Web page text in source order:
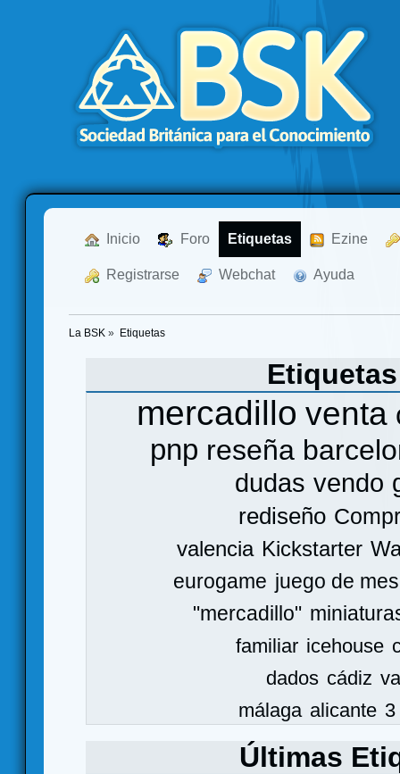
Inicio Foro Etiquetas Ezine
Registrarse Webchat Ayuda
La BSK » Etiquetas
mercadillo venta
pnp reseña
dudas vendo
rediseño
valencia Kickstarter
eurogame juego de
"mercadillo"
familiar icehouse
dados cádiz
málaga alicante
Últimas